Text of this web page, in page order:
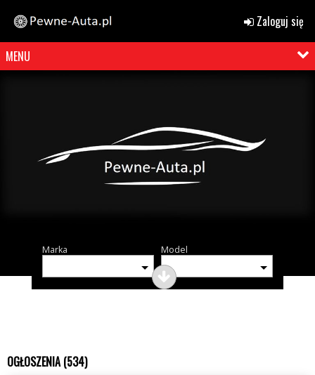
Zaloguj się
MENU
Marka Model
OGŁOSZENIA (534)